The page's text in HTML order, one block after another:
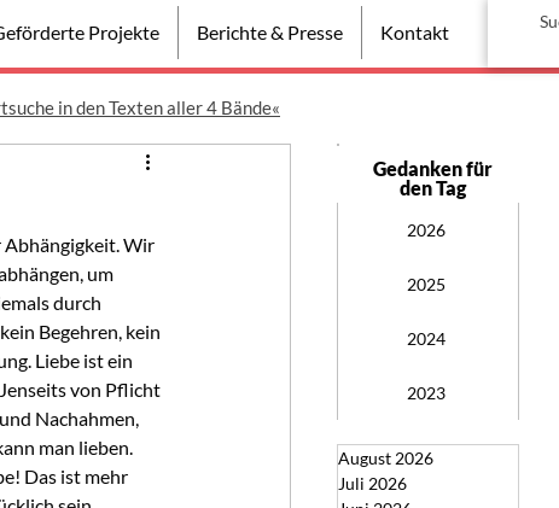
Projekte Berichte & Presse Kontakt
Abhängigkeit. Wir
um
durch
Begehren, kein
Liebe ist ein
von Pflicht
Nachahmen,
man lieben.
Das ist mehr
Gedanken für
den Tag
2026
2025
2024
2023
August 2026
Juli 2026
in den Texten aller 4 Bände«